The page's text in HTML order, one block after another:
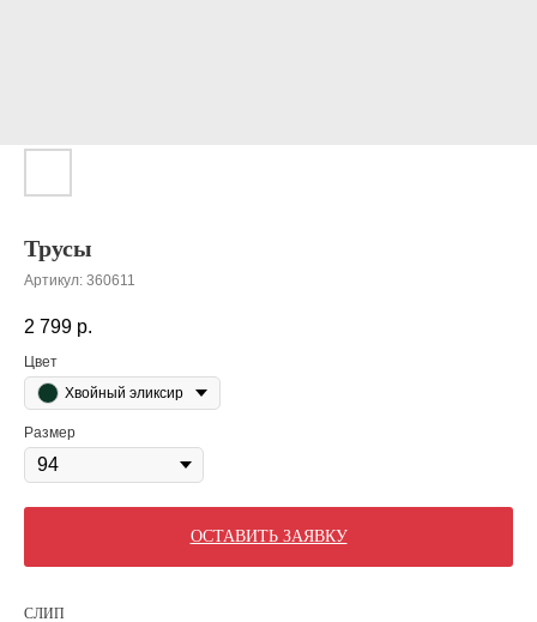
Трусы
Артикул: 360611
2 799 р.
Цвет
Хвойный эликсир
Размер
ОСТАВИТЬ ЗАЯВКУ
СЛИП